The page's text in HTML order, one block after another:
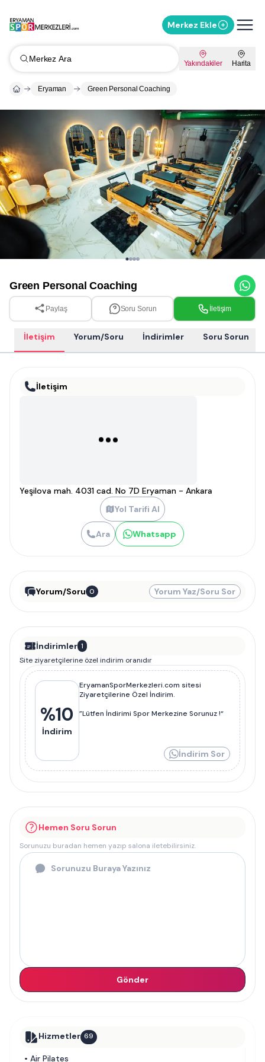
Merkez Ekle
Merkez Ara Yakındakiler Harita
Eryaman Green Personal Coaching
Whatsapp ile Mesaj Gönder
%10İndirimi Sor
Green Personal Coaching
Paylaş Soru Sorun İletişim
İletişim Yorum/Soru İndirimler Soru Sorun
İletişim
Yeşilova mah. 4031 cad. No 7D Eryaman - Ankara
Yol Tarifi Al
Ara Whatsapp
Yorum/Soru 0 Yorum Yaz/Soru Sor
İndirimler 1
Site ziyaretçilerine özel indirim oranıdır
%10
İndirim
EryamanSporMerkezleri.com sitesi
Ziyaretçilerine Özel İndirim.
”Lütfen İndirimi Spor Merkezine Sorunuz !“
İndirim Sor
Hemen Soru Sorun
Sorunuzu buradan hemen yazıp salona iletebilirsiniz.
Gönder
Hizmetler 69
• Air Pilates